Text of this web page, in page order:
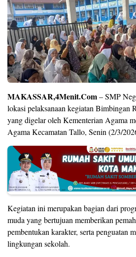
MAKASSAR,4Menit.Com– SMP
lokasi pelaksanaan kegiatan Bimbingan
yang digelar oleh Kementerian Agama
Agama Kecamatan Tallo, Senin (2/3/
Kegiatan ini merupakan bagian dari
muda yang bertujuan memberikan
pembentukan karakter, serta penguatan
lingkungan sekolah.